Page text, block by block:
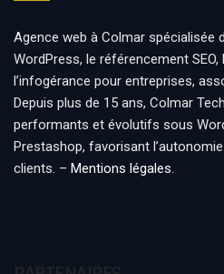
Agence web à Colmar spécialisée
WordPress, le référencement
l’infogérance pour entreprises,
Depuis plus de 15 ans, Colmar
performants et évolutifs sous
Prestashop, favorisant
clients. – Mentions légales.